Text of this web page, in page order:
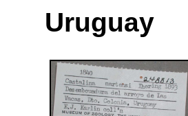
Uruguay